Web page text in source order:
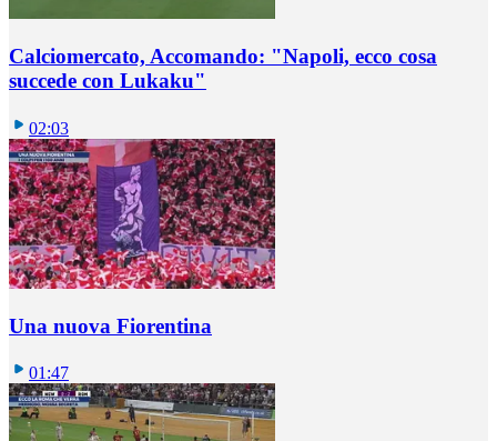
Calciomercato, Accomando: "Napoli, ecco cosa
succede con Lukaku"
02:03
Una nuova Fiorentina
01:47